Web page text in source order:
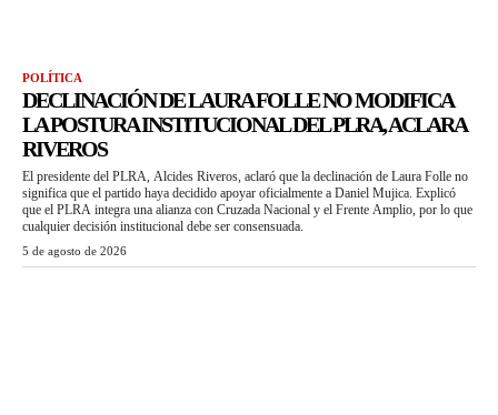
POLÍTICA
DECLINACIÓN DE LAURA FOLLE NO MODIFICA
LA POSTURA INSTITUCIONAL DEL PLRA, ACLARA
RIVEROS
El presidente del PLRA, Alcides Riveros, aclaró que la declinación de Laura Folle no
significa que el partido haya decidido apoyar oficialmente a Daniel Mujica. Explicó
que el PLRA integra una alianza con Cruzada Nacional y el Frente Amplio, por lo que
cualquier decisión institucional debe ser consensuada.
5 de agosto de 2026